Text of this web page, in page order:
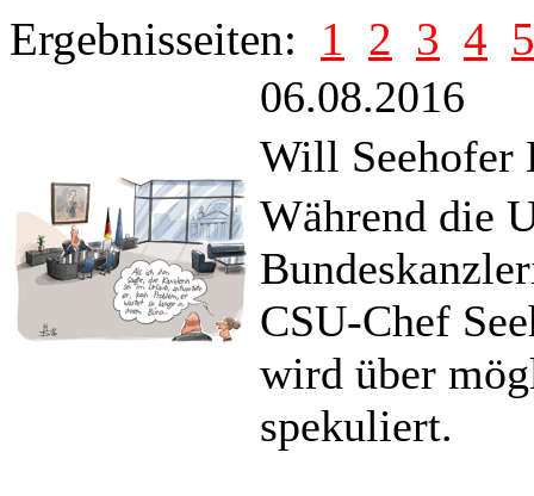
Ergebnisseiten: 1 2 3 4 5
06.08.2016
Will Seehofer
Während die
CSU-Chef
wird über
spekuliert.